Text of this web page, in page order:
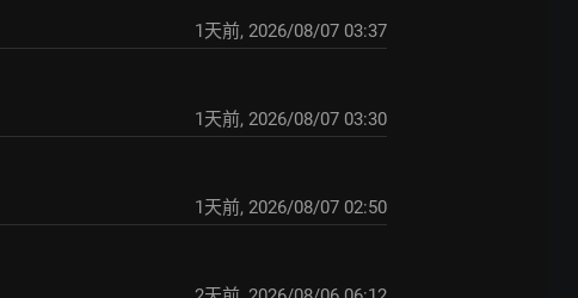
1天前, 2026/08/07 03:37
1天前, 2026/08/07 03:30
1天前, 2026/08/07 02:50